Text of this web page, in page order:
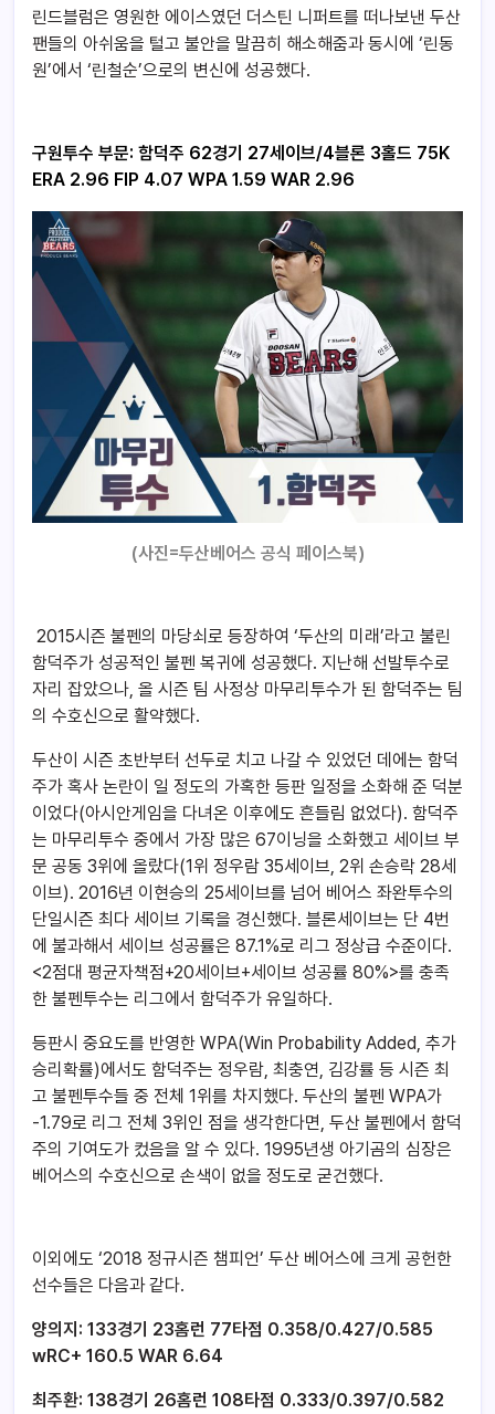
린드블럼은 영원한 에이스였던 더스틴 니퍼트를 떠나보낸 두산
팬들의 아쉬움을 털고 불안을 말끔히 해소해줌과 동시에 ‘린동
원’에서 ‘린철순’으로의 변신에 성공했다.
구원투수 부문: 함덕주 62경기 27세이브/4블론 3홀드 75K
ERA 2.96 FIP 4.07 WPA 1.59 WAR 2.96
(사진=두산베어스 공식 페이스북)
2015시즌 불펜의 마당쇠로 등장하여 ‘두산의 미래’라고 불린
함덕주가 성공적인 불펜 복귀에 성공했다. 지난해 선발투수로
자리 잡았으나, 올 시즌 팀 사정상 마무리투수가 된 함덕주는 팀
의 수호신으로 활약했다.
두산이 시즌 초반부터 선두로 치고 나갈 수 있었던 데에는 함덕
주가 혹사 논란이 일 정도의 가혹한 등판 일정을 소화해 준 덕분
이었다(아시안게임을 다녀온 이후에도 흔들림 없었다). 함덕주
는 마무리투수 중에서 가장 많은 67이닝을 소화했고 세이브 부
문 공동 3위에 올랐다(1위 정우람 35세이브, 2위 손승락 28세
이브). 2016년 이현승의 25세이브를 넘어 베어스 좌완투수의
단일시즌 최다 세이브 기록을 경신했다. 블론세이브는 단 4번
에 불과해서 세이브 성공률은 87.1%로 리그 정상급 수준이다.
<2점대 평균자책점+20세이브+세이브 성공률 80%>를 충족
한 불펜투수는 리그에서 함덕주가 유일하다.
등판시 중요도를 반영한 WPA(Win Probability Added, 추가
승리확률)에서도 함덕주는 정우람, 최충연, 김강률 등 시즌 최
고 불펜투수들 중 전체 1위를 차지했다. 두산의 불펜 WPA가
-1.79로 리그 전체 3위인 점을 생각한다면, 두산 불펜에서 함덕
주의 기여도가 컸음을 알 수 있다. 1995년생 아기곰의 심장은
베어스의 수호신으로 손색이 없을 정도로 굳건했다.
이외에도 ‘2018 정규시즌 챔피언’ 두산 베어스에 크게 공헌한
선수들은 다음과 같다.
양의지: 133경기 23홈런 77타점 0.358/0.427/0.585
wRC+ 160.5 WAR 6.64
최주환: 138경기 26홈런 108타점 0.333/0.397/0.582